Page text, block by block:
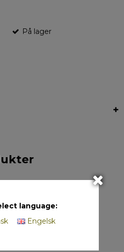
På lager
language:
Engelsk